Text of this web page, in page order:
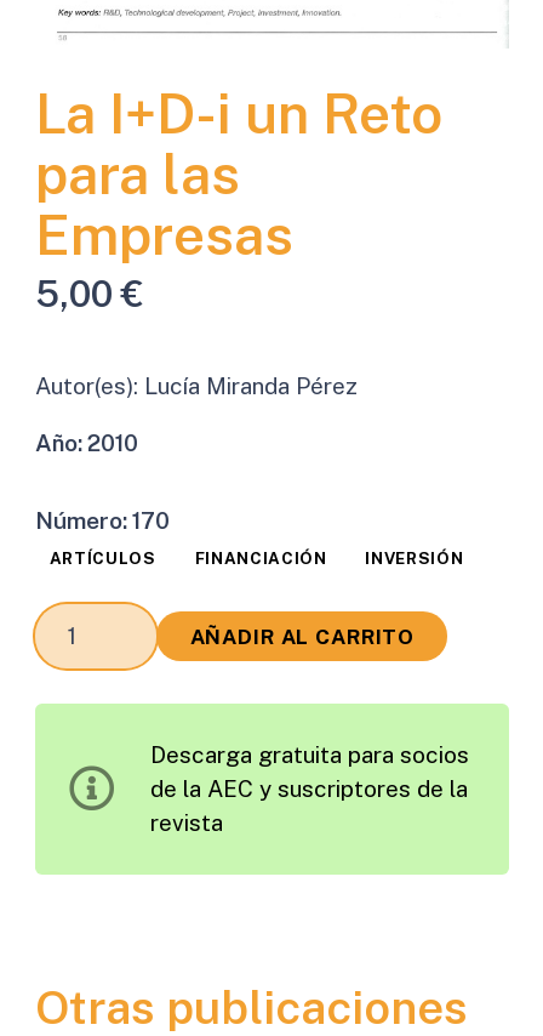
La I+D-i un Reto
para las
Empresas
5,00€
Autor(es): Lucía Miranda Pérez
Año:2010
Número:170
ARTÍCULOS FINANCIACIÓN INVERSIÓN
La
I+D-
para
AÑADIR AL CARRITO
Descarga gratuita para socios
de la AEC y suscriptores de la
revista
Otras publicaciones